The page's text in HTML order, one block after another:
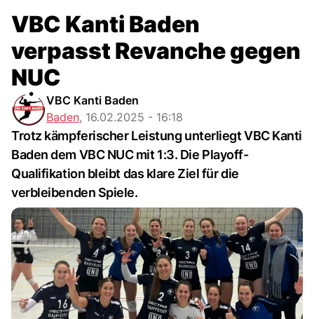
VBC Kanti Baden
verpasst Revanche gegen
NUC
VBC Kanti Baden
Baden, 16.02.2025 - 16:18
Trotz kämpferischer Leistung unterliegt VBC Kanti
Baden dem VBC NUC mit 1:3. Die Playoff-
Qualifikation bleibt das klare Ziel für die
verbleibenden Spiele.